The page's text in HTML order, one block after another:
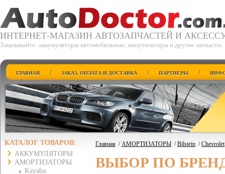
ИНТЕРНЕТ-МАГАЗИН АВТОЗАПЧАСТЕЙ И
Заказывайте: аккумуляторы автомобильные, амортизаторы и другие запчасти.
ГЛАВНАЯ / ЗАКАЗ, ОПЛАТА И ДОСТАВКА / ПАРТНЕРЫ /
КАТАЛОГ ТОВАРОВ:
АККУМУЛЯТОРЫ
АМОРТИЗАТОРЫ
Kayaba
Главная /АМОРТИЗАТОРЫ /Bilstein /Chevrolet
ВЫБОР ПО